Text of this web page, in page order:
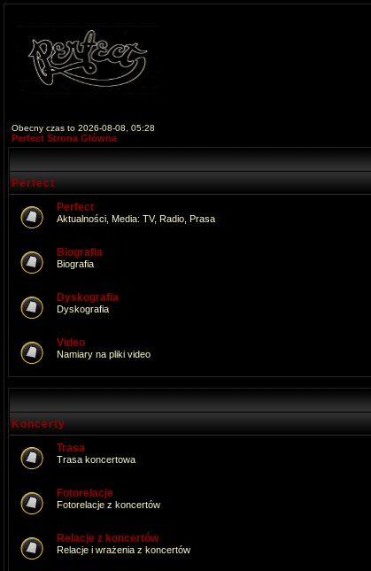
Obecny czas to 2026-08-08, 05:28
Perfect Strona Główna
Perfect
Perfect
Aktualności, Media: TV, Radio, Prasa
Biografia
Biografia
Dyskografia
Dyskografia
Video
Namiary na pliki video
Koncerty
Trasa
Trasa koncertowa
Fotorelacje
Fotorelacje z koncertów
Relacje z koncertów
Relacje i wrażenia z koncertów